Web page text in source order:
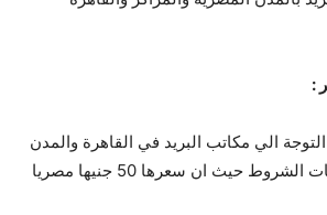
:
الي مكاتب البريد في القاهرة والمدن
والاقاليم لشراء كراسات الشروط حيث ان سعرها 50 جنيها مصريا